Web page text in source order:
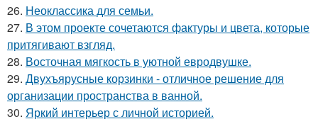
26. Неоклассика для семьи.
27. В этом проекте сочетаются фактуры и цвета, которые
притягивают взгляд.
28. Восточная мягкость в уютной евродвушке.
29. Двухъярусные корзинки - отличное решение для
организации пространства в ванной.
30. Яркий интерьер с личной историей.